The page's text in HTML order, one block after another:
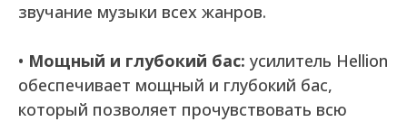
звучание музыки всех жанров.
• Мощный и глубокий бас: усилитель Hellion
обеспечивает мощный и глубокий бас,
который позволяет прочувствовать всю